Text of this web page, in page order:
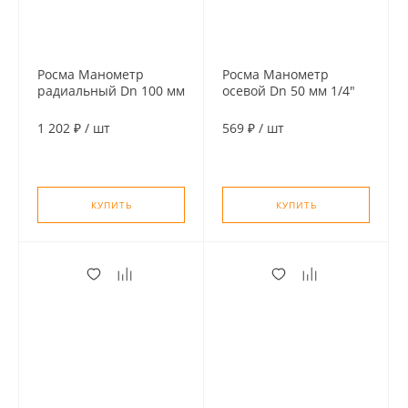
Росма Манометр
радиальный Dn 100 мм
1 202 ₽ / шт
КУПИТЬ
Росма Манометр
осевой Dn 50 мм 1/4"
569 ₽ / шт
КУПИТЬ